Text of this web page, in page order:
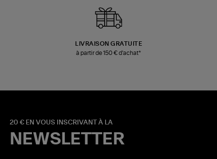
LIVRAISON GRATUITE
à partir de 150 € d'achat*
20 € EN VOUS INSCRIVANT À LA
NEWSLETTER